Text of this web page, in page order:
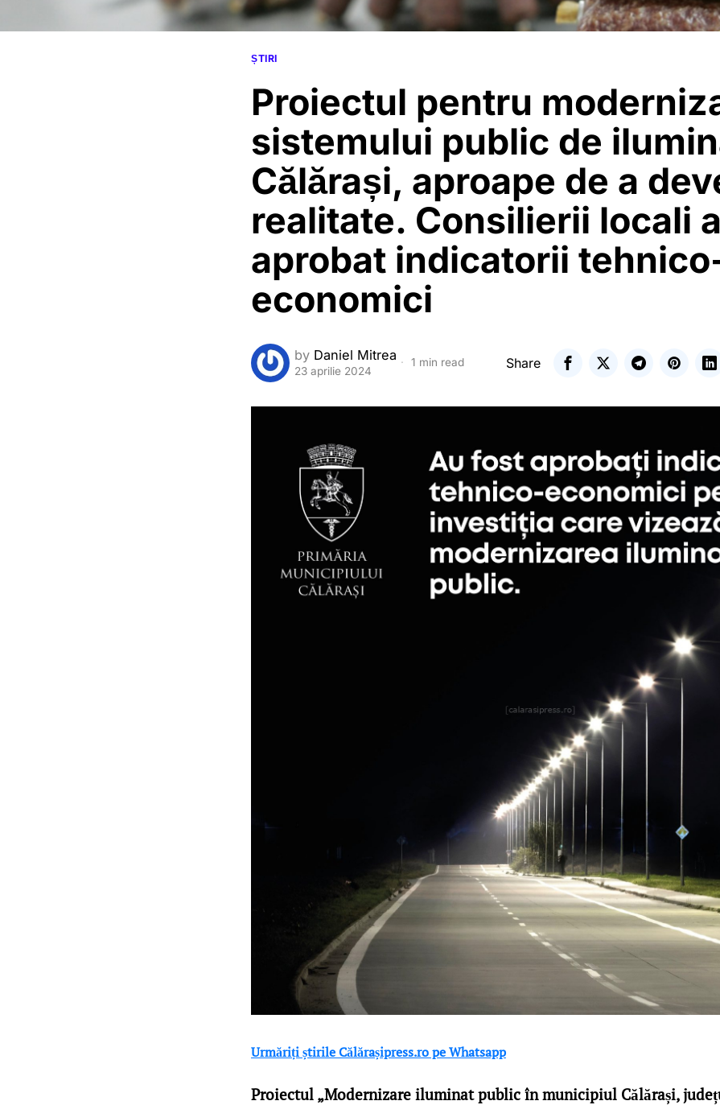
ȘTIRI
Proiectul pentru
sistemului public de
Călărași, aproape de a
realitate. Consilierii locali
aprobat indicatorii
economici
by Daniel Mitrea
23 aprilie 2024
1 min read Share
Urmăriți știrile Călărașipress.ro pe Whatsapp
Proiectul „Modernizare iluminat public în municipiul Călărași,